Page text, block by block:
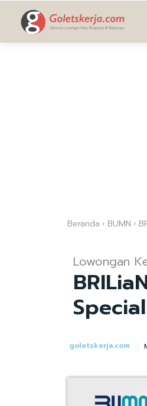
Beranda BUMN
Lowongan
goletskerja.com